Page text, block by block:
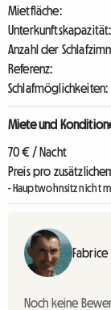
Mietfläche:
Unterkunftskapazität:
Anzahl der
Referenz:
Schlafmöglichkeiten:
Miete und
70 € / Nacht
Preis pro
- Hauptwohnsitz nicht
Fabrice
Noch keine